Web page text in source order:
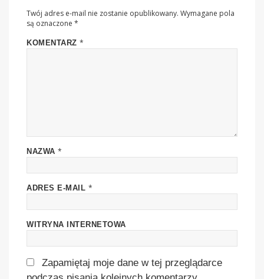
Twój adres e-mail nie zostanie opublikowany. Wymagane pola
są oznaczone *
KOMENTARZ*
NAZWA*
ADRES E-MAIL *
WITRYNA INTERNETOWA
Zapamiętaj moje dane w tej przeglądarce